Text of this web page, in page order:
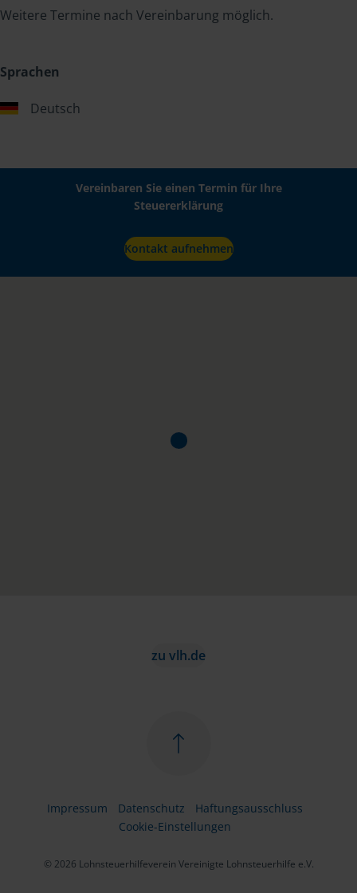
Weitere Termine nach Vereinbarung möglich.
Sprachen
Deutsch
Vereinbaren Sie einen Termin für Ihre
Steuererklärung
Kontakt aufnehmen
zu vlh.de
Impressum Datenschutz
Haftungsausschluss
Cookie-Einstellungen
© 2026 Lohnsteuerhilfeverein Vereinigte Lohnsteuerhilfe e.V.